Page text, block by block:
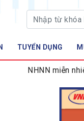
TUYỂN DỤNG
miễn nhiệm 02